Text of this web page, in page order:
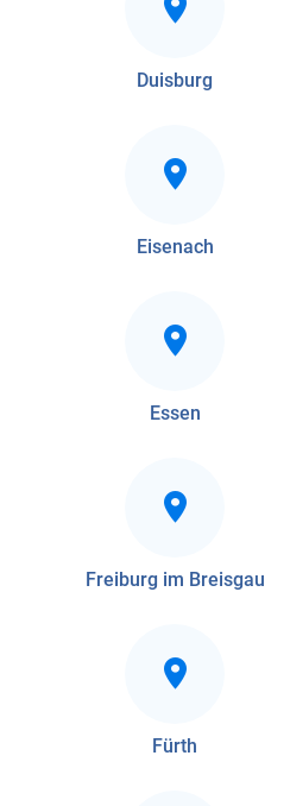
Duisburg
Eisenach
Essen
Freiburg im Breisgau
Fürth